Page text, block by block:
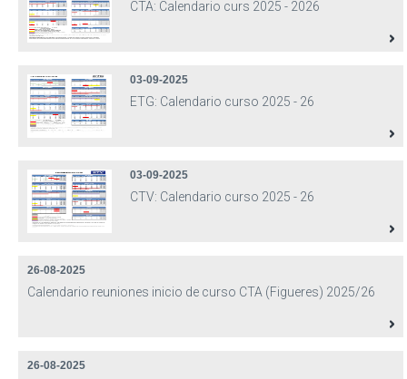
CTA: Calendario curs 2025 - 2026
03-09-2025
ETG: Calendario curso 2025 - 26
03-09-2025
CTV: Calendario curso 2025 - 26
26-08-2025
Calendario reuniones inicio de curso CTA (Figueres) 2025/26
26-08-2025